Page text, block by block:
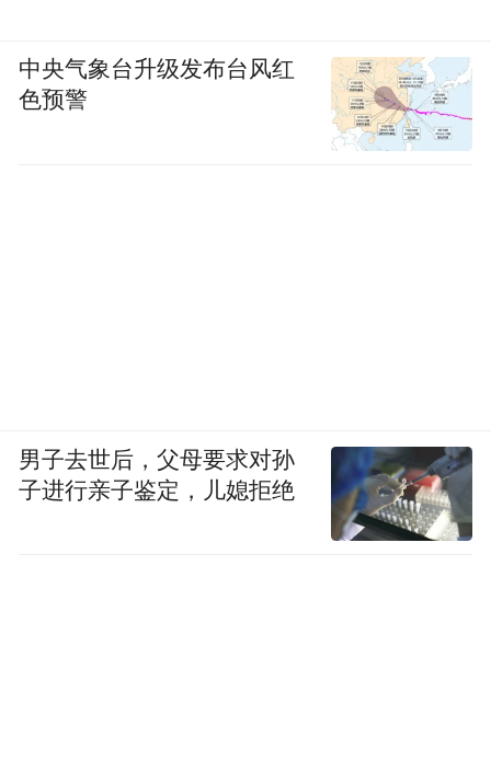
中央气象台升级发布台风红
色预警
男子去世后，父母要求对孙
子进行亲子鉴定，儿媳拒绝